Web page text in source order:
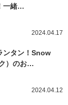
一緒…
2024.04.17
ンタン！Snow
）のお…
2024.04.12